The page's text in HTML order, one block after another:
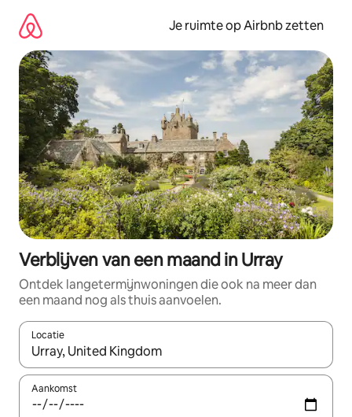
direct
naar
inhoud
Je ruimte op Airbnb zetten
Verblijven van een maand in Urray
Ontdek langetermijnwoningen die ook na meer dan
een maand nog als thuis aanvoelen.
Locatie
Wanneer er suggesties beschikbaar zijn, maak je een keuze
Aankomst